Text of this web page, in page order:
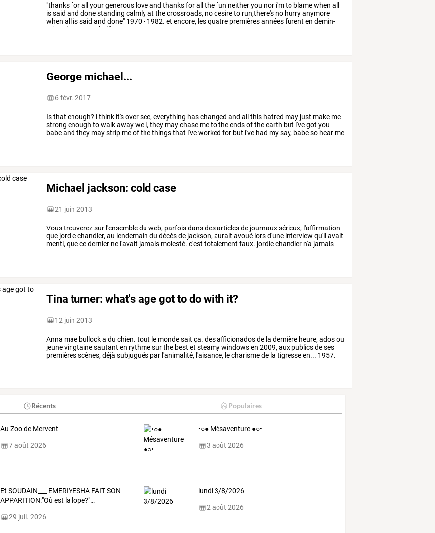
"thanksforall yourgenerous loveand thanksforall thefun neitheryou nor i'mto blamewhen all
issaid and donestanding calmlyat thecrossroads, nodesireto run,there's no hurryanymore
when all issaid and done" 1970 - 1982. et encore, lesquatre premièresannéesfurent en demin-
teinte
(tout relatif,
George michael...
6 févr. 2017
Isthat enough? ithink it'soversee, everything haschanged and all this hatred may just make me
strong enough towalkawaywell, they maychase metotheendsoftheearth but i'vegot you
babeand they maystrip meofthethingsthat i'veworked for but i've had mysay, babeso hear me
i've enough of
Michael jackson: cold case
21 juin 2013
Voustrouverezsur l'ensembledu web, parfoisdansdesarticlesde journauxsérieux, l'affirmation
que jordiechandler, au lendemain du décèsde jackson, aurait avoué lorsd'une interview qu'il avait
menti, quecedernier ne l'avait jamais molesté. c'est totalement faux. jordiechandler n'a jamais
donné la moindre
Tina turner: what's age got to do with it?
12 juin 2013
Anna mae bullocka du chien. tout le mondesait ça. desafficionadosde la dernière heure, adosou
jeunevingtainesautant en rythmesurthe best et steamywindowsen 2009, aux publicsdeses
premièresscènes, déjà subjugués par l'animalité, l'aisance, lecharismede la tigresseen... 1957.
Récents Populaires
Au Zoo de Mervent
7 août 2026
•○● Mésaventure ●○•
3 août 2026
Et SOUDAIN___ EMERIYESHAFAITSON
APPARITION:"Où est la lope?"…
29 juil. 2026
lundi 3/8/2026
2 août 2026